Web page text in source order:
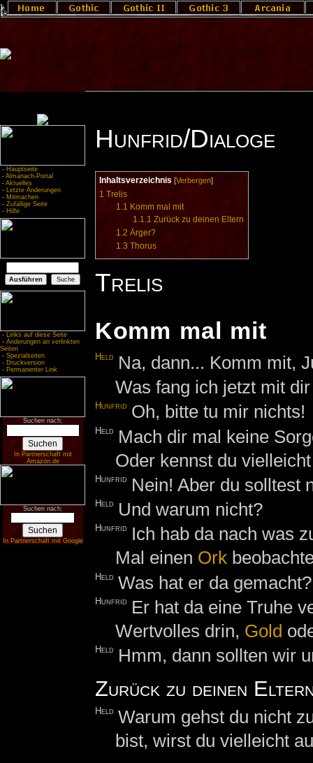
- Hauptseite
- Almanach-Portal
- Aktuelles
- Letzte Änderungen
- Mitmachen
- Zufällige Seite
- Hilfe
- Links auf diese Seite
- Änderungen an verlinkten
Seiten
- Spezialseiten
- Druckversion
- Permanenter Link
Suchen nach:
In Partnerschaft mit
Amazon.de
Suchen nach:
In Partnerschaft mit Google
Hunfrid/Dialoge
Inhaltsverzeichnis [Verbergen]
1 Trelis
1.1 Komm mal mit
1.1.1 Zurück zu deinen Eltern
1.2 Ärger?
1.3 Thorus
Trelis
Komm mal mit
Held
Na, dann... Komm mit,
Was fang ich jetzt mit
Hunfrid Oh, bitte tu mir nichts!
Held
Mach dir mal keine
Oder kennst du
Hunfrid Nein! Aber du solltest
Held Und warum nicht?
Hunfrid
Ich hab da nach was
Mal einen Ork
Held Was hat er da gemacht?
Hunfrid
Er hat da eine Truhe
Wertvolles drin, Gold
Held Hmm, dann sollten wir
Zurück zu deinen
Held Warum gehst du nicht
bist, wirst du vielleicht